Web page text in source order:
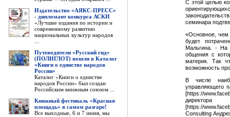
Издательство «АЯКС-ПРЕСС»
- дипломант конкурса АСКИ
«Лучшие издания по истории и
современному развитию
национальных культур народов
Путеводители «Русский гид»
(ПОЛИГЛОТ) вошли в Каталог
«Книги о единстве народов
России»
Каталог «Книги о единстве
народов России» был создан
Российским книжным союзом ...
Книжный фестиваль «Красная
площадь» в самом разгаре!
Все выходные, 6 и 7 июня, мы
С этой целью
семинара
«Основное,
будет
Мальгина. - На
общения с
материк. Так
возможность
В числе
управляющего
[https://
[https://
Consulting